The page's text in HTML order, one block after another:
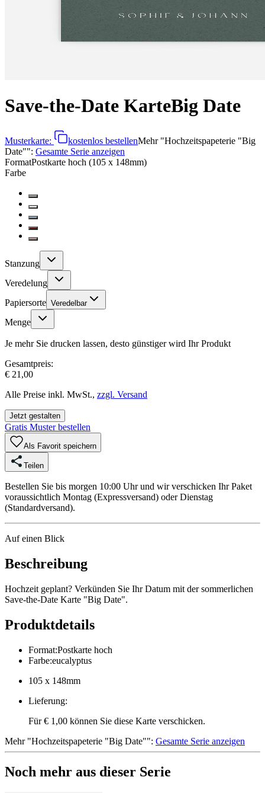
Save-the-Date KarteBig Date
Musterkarte: kostenlos bestellenMehr"Hochzeitspapeterie "Big
Date"": Gesamte Serie anzeigen
FormatPostkarte hoch (105 x 148mm)
Farbe
Stanzung
Veredelung
Papiersorte Veredelbar
Menge
Je mehr Sie drucken lassen, desto günstiger wird Ihr Produkt
Gesamtpreis:
€ 21,00
Alle Preise inkl. MwSt., zzgl. Versand
Jetzt gestalten
Gratis Muster bestellen
Als Favorit speichern
Teilen
Bestellen Sie bis morgen 10:00 Uhr und wir verschicken Ihr Paket
voraussichtlich Montag (Expressversand) oder Dienstag
(Standardversand).
Auf einen Blick
Beschreibung
Hochzeit geplant? Verkünden Sie Ihr Datum mit der sommerlichen
Save-the-Date Karte "Big Date".
Produktdetails
Format:Postkarte hoch
Farbe:eucalyptus
105 x 148mm
Lieferung:
Für € 1,00 können Sie diese Karte verschicken.
Mehr"Hochzeitspapeterie "Big Date"": Gesamte Serie anzeigen
Noch mehr aus dieser Serie